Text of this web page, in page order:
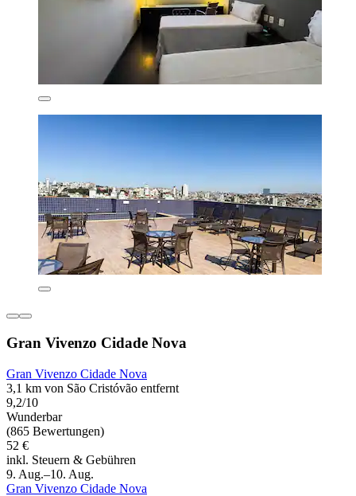
Gran Vivenzo Cidade Nova
Gran Vivenzo Cidade Nova
3,1 km von São Cristóvão entfernt
9,2/10
Wunderbar
(865 Bewertungen)
52 €
inkl. Steuern & Gebühren
9. Aug.–10. Aug.
Gran Vivenzo Cidade Nova